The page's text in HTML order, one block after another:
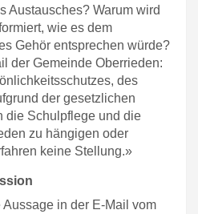
Austausches? Warum wird
wie es dem
Gehör entsprechen würde?
der Gemeinde Oberrieden:
des
der gesetzlichen
die Schulpflege und die
zu hängigen oder
keine Stellung.»
in der E-Mail vom